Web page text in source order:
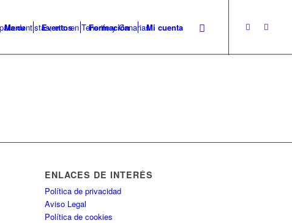
Menu Eventos Formación Mi cuenta
ENLACES DE INTERÉS
Política de privacidad
Aviso Legal
Política de cookies